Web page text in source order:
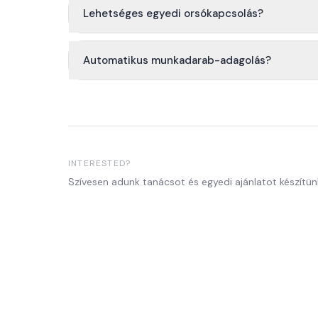
Lehetséges egyedi orsókapcsolás?
Automatikus munkadarab-adagolás?
INTERESTED?
Szívesen adunk tanácsot és egyedi ajánlatot